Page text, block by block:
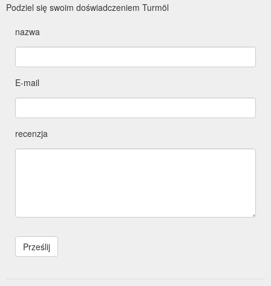
Podziel się swoim doświadczeniem Turmöl
nazwa
E-mail
recenzja